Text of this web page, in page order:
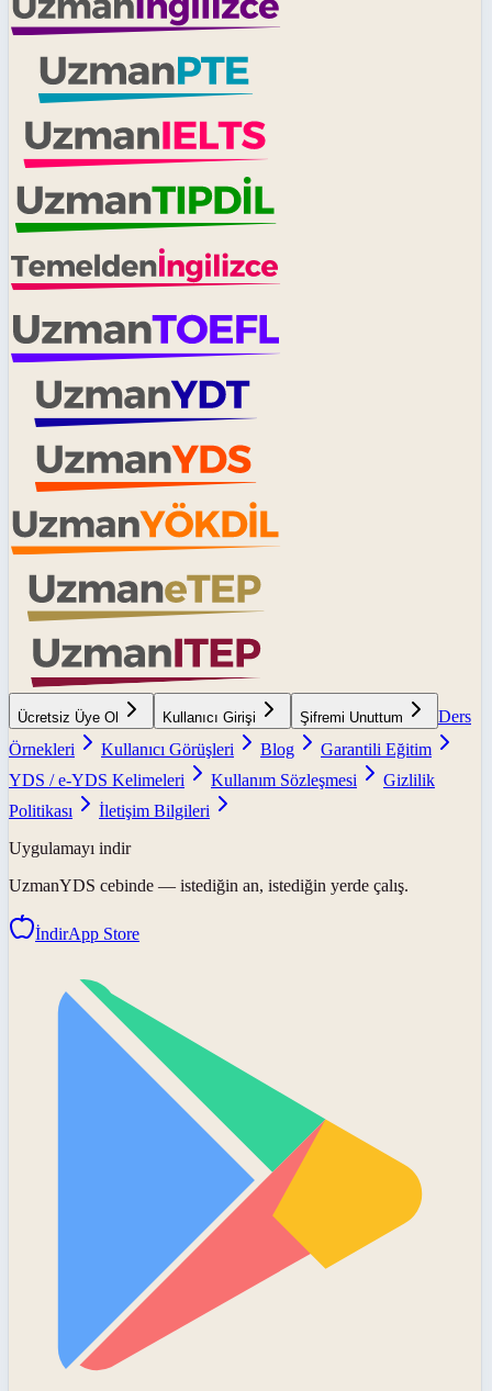
Ücretsiz Üye Ol Kullanıcı Girişi Şifremi Unuttum
Ders
Örnekleri
Kullanıcı Görüşleri Blog
Garantili Eğitim
YDS / e-YDS Kelimeleri
Kullanım Sözleşmesi
Gizlilik
Politikası
İletişim Bilgileri
Uygulamayı indir
UzmanYDS cebinde — istediğin an, istediğin yerde çalış.
İndirApp Store